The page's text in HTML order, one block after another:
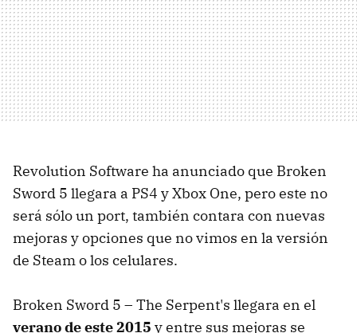
Revolution Software ha anunciado que Broken
Sword 5 llegara a PS4 y Xbox One, pero este no
será sólo un port, también contara con nuevas
mejoras y opciones que no vimos en la versión
de Steam o los celulares.
Broken Sword 5 – The Serpent's llegara en el
verano de este 2015 y entre sus mejoras se